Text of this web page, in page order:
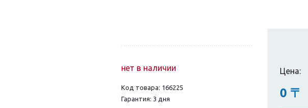
нет в наличии
Код товара: 166225
Гарантия: 3 дня
Цена:
0 〒